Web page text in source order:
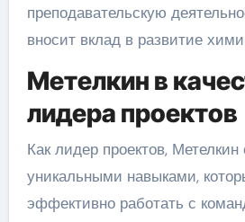
преподавательскую
вносит вклад в развитие
Метелкин в
лидера проектов
Как лидер проектов, Метелкин
уникальными навыками,
эффективно работать с